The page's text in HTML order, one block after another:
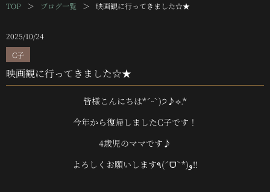
TOP ＞ ブログ一覧 ＞ 映画観に行ってきました☆★
2025/10/24
C子
映画観に行ってきました☆★
皆様こんにちは*ˊᵕˋ)੭♪⟡.*
今年から復帰しましたC子です！
4歳児のママです♪
よろしくお願いします٩(ˊᗜˋ*)و‼︎